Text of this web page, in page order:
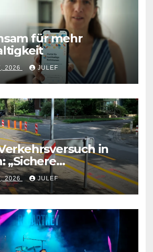
für mehr
2026 JULEF
in
„Sichere
schaffen“
2026 JULEF